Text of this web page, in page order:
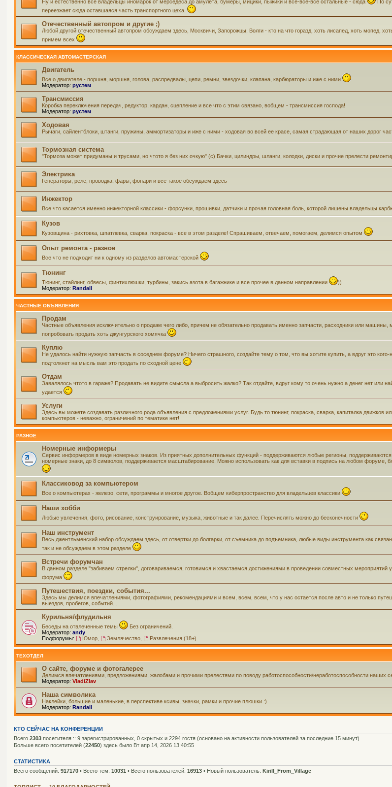
Ну и естественно все владельцы иномарок от мерседеса до амулета, бумеры, мицики, пыжики и все-все-все остальные - сюда
По
переезжает сюда оставшаяся часть транспортного цеха.
Отечественный автопром и другие ;)
Любой другой отечественный автопром обсуждаем здесь, Москвичи, Запорожцы, Волги - кто на что горазд, хоть лисапед, хоть мопед,
примем всех
КЛАССИЧЕСКАЯ АВТОМАСТЕРСКАЯ
Двигатель
Все о двигателе - поршня, моршня, голова, распредвалы, цепи, ремни, звездочки, клапана, карбюраторы и иже с ними
Модератор: рустем
Трансмиссия
Коробка переключения передач, редуктор, кардан, сцепление и все что с этим связано, вобщем - трансмиссия господа!
Модератор: рустем
Ходовая
Рычаги, сайлентблоки, штанги, пружины, аммортизаторы и иже с ними - ходовая во всей ее красе, самая страдающая от наших дорог
Тормозная система
"Тормоза может придуманы и трусами, но чтото я без них очкую" (с) Бачки, цилиндры, шланги, колодки, диски и прочие прелести
Электрика
Генераторы, реле, проводка, фары, фонари и все такое обсуждаем здесь
Инжектор
Все что касается именно инжекторной классики - форсунки, прошивки, датчики и прочая головная боль, которой лишены владельцы
Кузов
Кузовщина - рихтовка, шпатлевка, сварка, покраска - все в этом разделе! Спрашиваем, отвечаем, помогаем, делимся опытом
Опыт ремонта - разное
Все что не подходит ни к одному из разделов автомастерской
Тюнинг
Тюнинг, стайлинг, обвесы, финтихлюшки, турбины, закись азота в багажнике и все прочее в данном направлении
))
Модератор: Randall
ЧАСТНЫЕ ОБЪЯВЛЕНИЯ
Продам
Частные объявления исключительно о продаже чего либо, причем не обязательно продавать именно запчасти, расходники или машины,
попробовать продать хоть джунгурского хомячка
Куплю
Не удалось найти нужную запчасть в соседнем форуме? Ничего страшного, создайте тему о том, что вы хотите купить, а вдруг это кого-
подтолкнет на мысль вам это продать по сходной цене
Отдам
Завалялось чтото в гараже? Продавать не видите смысла а выбросить жалко? Так отдайте, вдруг кому то очень нужно а денег нет или
удается
Услуги
Здесь вы можете создавать различного рода объявления с предложениями услуг. Будь то тюнинг, покраска, сварка, капиталка движков
компьютеров - неважно, ограничений по тематике нет!
РАЗНОЕ
Номерные информеры
Сервис информеров в виде номерных знаков. Из приятных дополнительных функций - поддерживаются любые регионы,
номерные знаки, до 8 символов, поддерживается масштабирование. Можно использовать как для вставки в подпись на любом форуме,
Классиковод за компьютером
Все о компьютерах - железо, сети, программы и многое другое. Вобщем киберпространство для владельцев классики
Наши хобби
Любые увлечения, фото, рисование, конструирование, музыка, животные и так далее. Перечислять можно до бесконечности
Наш инструмент
Весь джентльменский набор обсуждаем здесь, от отвертки до болгарки, от съемника до подъемника, любые виды инструмента как
так и не обсуждаем в этом разделе
Встречи форумчан
В данном разделе "забиваем стрелки", договариваемся, готовимся и хвастаемся достижениями в проведении совместных мероприятий
форума
Путешествия, поездки, события...
Здесь мы делимся впечатлениями, фотографиями, рекомендациями и всем, всем, всем, что у нас остается после авто и не только
выездов, пробегов, событий...
Курильня/флудильня
Беседы на отвлеченные темы
Без ограничений.
Модератор: andy
Подфорумы:
Юмор, Землячество, Развлечения (18+)
ТЕХОТДЕЛ
О сайте, форуме и фотогалерее
Делимся впечатлениями, предложениями, жалобами и прочими прелестями по поводу работоспособности/неработоспособности наших
Модератор: VladiZlav
Наша символика
Наклейки, большие и маленькие, в перспективе ксивы, значки, рамки и прочие плюшки :)
Модератор: Randall
КТО СЕЙЧАС НА КОНФЕРЕНЦИИ
Всего 2303 посетителя :: 9 зарегистрированных, 0 скрытых и 2294 гостя (основано на активности пользователей за последние 15 минут)
Больше всего посетителей (22450) здесь было Вт апр 14, 2026 13:40:55
СТАТИСТИКА
Всего сообщений: 917170 • Всего тем: 10031 • Всего пользователей: 16913 • Новый пользователь: Kirill_From_Village